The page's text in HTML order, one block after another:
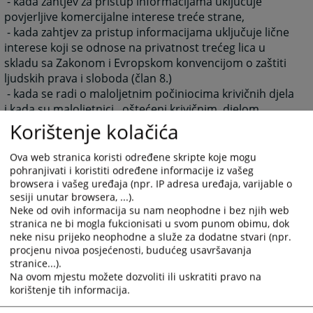
povjerljive komercijalne interese treće strane,
- kada zahtjev za pristup informacijama uključuje lične
interese koji se odnose na privatnost trećeg lica u
skladu sa Zakonom i Evropskom konvencijom o zaštiti
ljudskih prava i sloboda (član 8.)
- kada se radi o maloljetnim počiniocima krivičnih djela
i kada su maloljetnici oštećeni krivičnim djelom,
- kada se radi o oštećenim licima za krivična djela iz
glave devetnaeste (krivična djela protiv polnog
integriteta) Krivičnog zakona Republike Srpske,
- kada se radi o poštivanju predpostavke (presumptio)
nevinosti,
- kada se nakon provedenog postupka, utvrdi da
objavljivanje informacije nije od javnog interesa.
VI
Ako Okružno javno tužilaštvo Banja Luka nije u
mogućnosti da udovolji zahtjevu zbog nedostatka
formalnih uslova koji su predviđeni član 11. stav 2. i 3.
Korištenje kolačića
Ova web stranica koristi određene skripte koje mogu
pohranjivati i koristiti određene informacije iz vašeg
browsera i vašeg uređaja (npr. IP adresa uređaja, varijable o
sesiji unutar browsera, ...).
Neke od ovih informacija su nam neophodne i bez njih web
stranica ne bi mogla fukcionisati u svom punom obimu, dok
neke nisu prijeko neophodne a služe za dodatne stvari (npr.
procjenu nivoa posjećenosti, budućeg usavršavanja
stranice...).
Na ovom mjestu možete dozvoliti ili uskratiti pravo na
korištenje tih informacija.